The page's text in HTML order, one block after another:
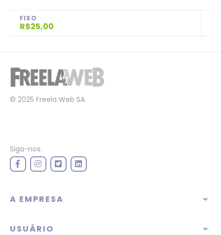
FIXO
R$25,00
© 2025 Freela Web SA
Siga-nos:
A EMPRESA
USUÁRIO